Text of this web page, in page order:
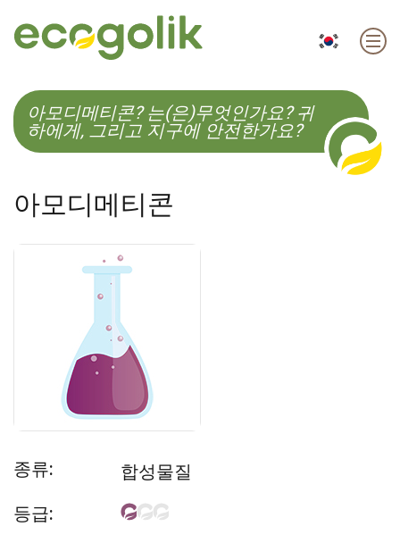
EN ES CS KO
아모디메티콘? 는(은)무엇인가요? 귀
하에게, 그리고 지구에 안전한가요?
아모디메티콘
종류:
합성물질
등급: